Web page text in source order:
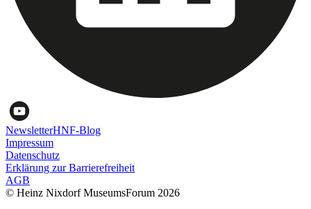
NewsletterHNF-Blog
Impressum
Datenschutz
Erklärung zur Barrierefreiheit
AGB
© Heinz Nixdorf MuseumsForum 2026